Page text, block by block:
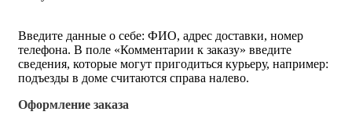
Введите данные о себе: ФИО, адрес доставки, номер
телефона. В поле «Комментарии к заказу» введите
сведения, которые могут пригодиться курьеру, например:
подъезды в доме считаются справа налево.
Оформление заказа